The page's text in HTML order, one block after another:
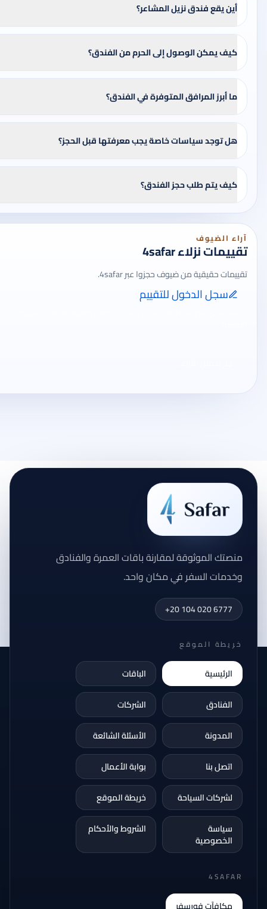
أين يقع فندق نزيل المشاعر؟
كيف يمكن الوصول إلى الحرم من الفندق؟
ما أبرز المرافق المتوفرة في الفندق؟
هل توجد سياسات خاصة يجب معرفتها قبل الحجز؟
كيف يتم طلب حجز الفندق؟
آراء الضيوف
تقييمات نزلاء 4safar
تقييمات حقيقية من ضيوف حجزوا عبر 4safar.
سجل الدخول للتقييم
منصتك الموثوقة لمقارنة باقات العمرة والفنادق
وخدمات السفر في مكان واحد.
+20 104 020 6777
خريطة الموقع
الرئيسية
الباقات
الفنادق
الشركات
المدونة
الأسئلة الشائعة
اتصل بنا
بوابة الأعمال
لشركات السياحة
خريطة الموقع
سياسة
الخصوصية
الشروط والأحكام
4SAFAR